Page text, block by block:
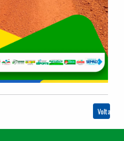
Voltar